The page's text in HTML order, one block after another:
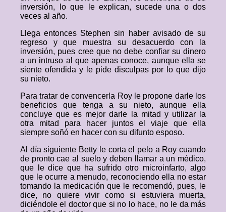
inversión, lo que le explican, sucede una o dos
veces al año.
Llega entonces Stephen sin haber avisado de su
regreso y que muestra su desacuerdo con la
inversión, pues cree que no debe confiar su dinero
a un intruso al que apenas conoce, aunque ella se
siente ofendida y le pide disculpas por lo que dijo
su nieto.
Para tratar de convencerla Roy le propone darle los
beneficios que tenga a su nieto, aunque ella
concluye que es mejor darle la mitad y utilizar la
otra mitad para hacer juntos el viaje que ella
siempre soñó en hacer con su difunto esposo.
Al día siguiente Betty le corta el pelo a Roy cuando
de pronto cae al suelo y deben llamar a un médico,
que le dice que ha sufrido otro microinfarto, algo
que le ocurre a menudo, reconociendo ella no estar
tomando la medicación que le recomendó, pues, le
dice, no quiere vivir como si estuviera muerta,
diciéndole el doctor que si no lo hace, no le da más